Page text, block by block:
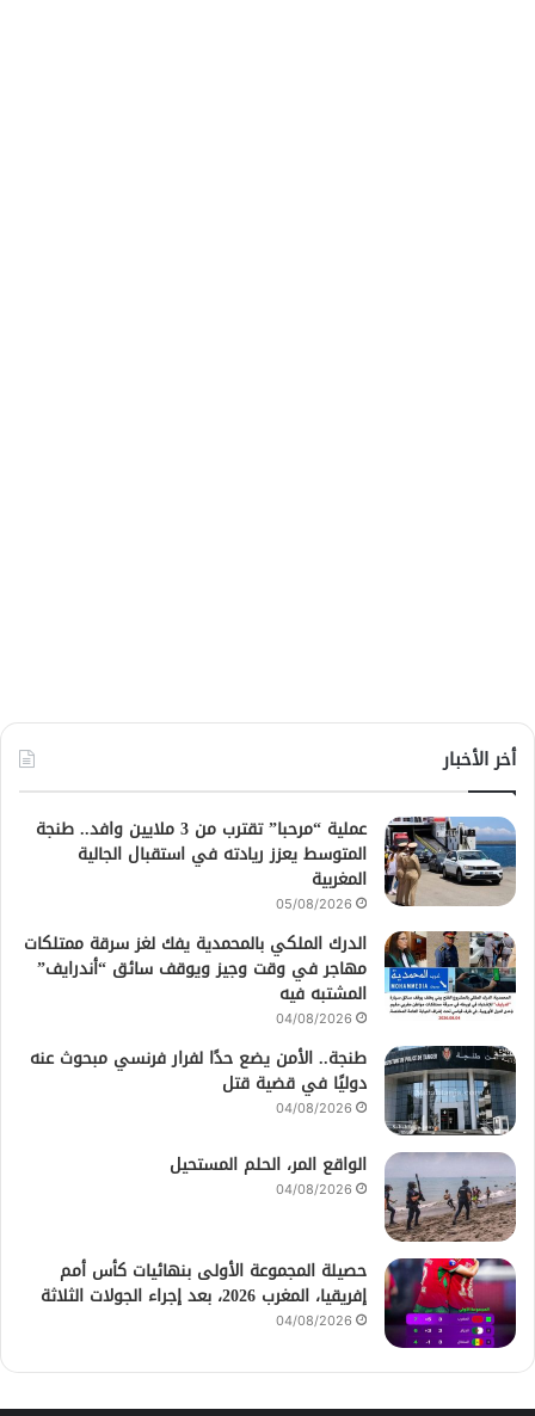
أخر الأخبار
عملية “مرحبا” تقترب من 3 ملايين وافد.. طنجة
المتوسط يعزز ريادته في استقبال الجالية
المغربية
05/08/2026
الدرك الملكي بالمحمدية يفك لغز سرقة ممتلكات
مهاجر في وقت وجيز ويوقف سائق “أندرايف”
المشتبه فيه
04/08/2026
طنجة.. الأمن يضع حدًا لفرار فرنسي مبحوث عنه
دوليًا في قضية قتل
04/08/2026
الواقع المر، الحلم المستحيل
04/08/2026
حصيلة المجموعة الأولى بنهائيات كأس أمم
إفريقيا، المغرب 2026، بعد إجراء الجولات الثلاثة
04/08/2026